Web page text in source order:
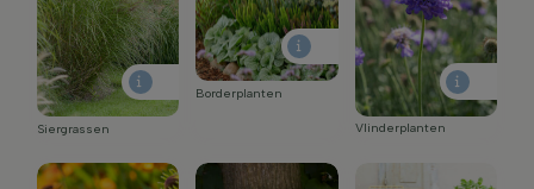
Siergrassen
Borderplanten
Vlinderplanten